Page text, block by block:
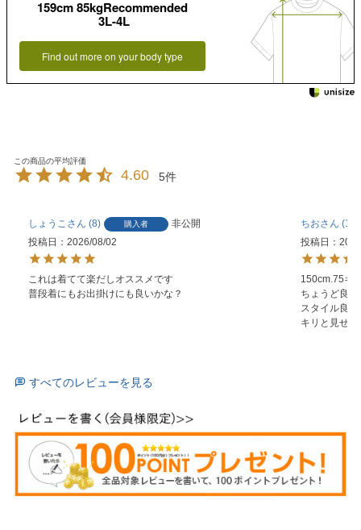
159cm 85kgRecommended
3L-4L
Find out more on your body type
4.60 5
しょうこ 8 購入者
非公開
投稿日
2026/08/02
これは着てて楽だしオススメです
普段着にもお出掛けにも良いかな？
ちお
14
投稿日
150cm.75キ
ちょうど良
スタイル良
キリと見せ
すべてのレビューを見る